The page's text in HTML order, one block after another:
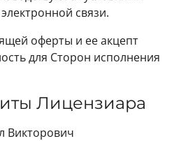
связи.
оферты и ее акцепт
для Сторон исполнения
Лицензиара
Викторович